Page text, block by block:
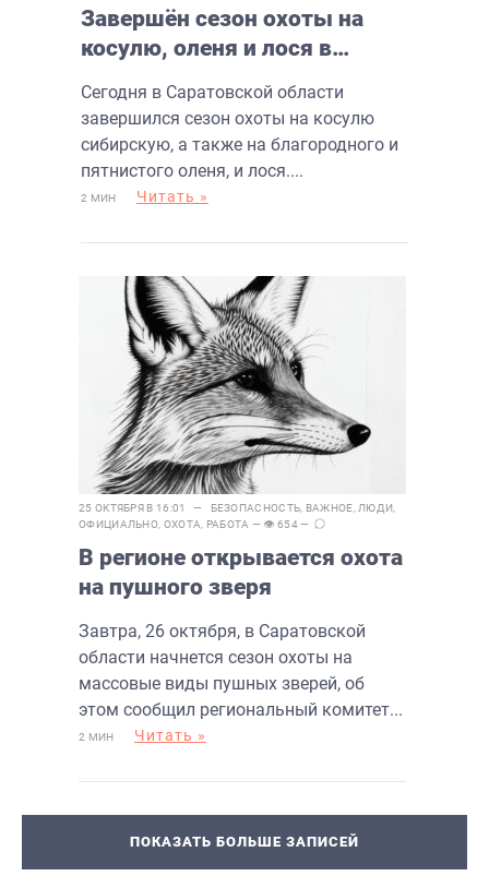
Завершён сезон охоты на
косулю, оленя и лося в
Сегодня в Саратовской области
завершился сезон охоты на косулю
сибирскую, а также на благородного и
пятнистого оленя, и лося....
2 МИН Читать »
25 ОКТЯБРЯ В 16:01 — БЕЗОПАСНОСТЬ ВАЖНОЕ ЛЮДИ
ОФИЦИАЛЬНО ОХОТА РАБОТА — 👁 654 —
В регионе открывается охота
на пушного зверя
Завтра, 26 октября, в Саратовской
области начнется сезон охоты на
массовые виды пушных зверей, об
этом сообщил региональный комитет...
2 МИН Читать »
ПОКАЗАТЬ БОЛЬШЕ ЗАПИСЕЙ